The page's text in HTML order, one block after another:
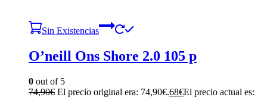
Sin Existencias
O’neill Ons Shore 2.0 105 p
0 out of 5
74,90€ El precio original era: 74,90€.68€El precio actual es: